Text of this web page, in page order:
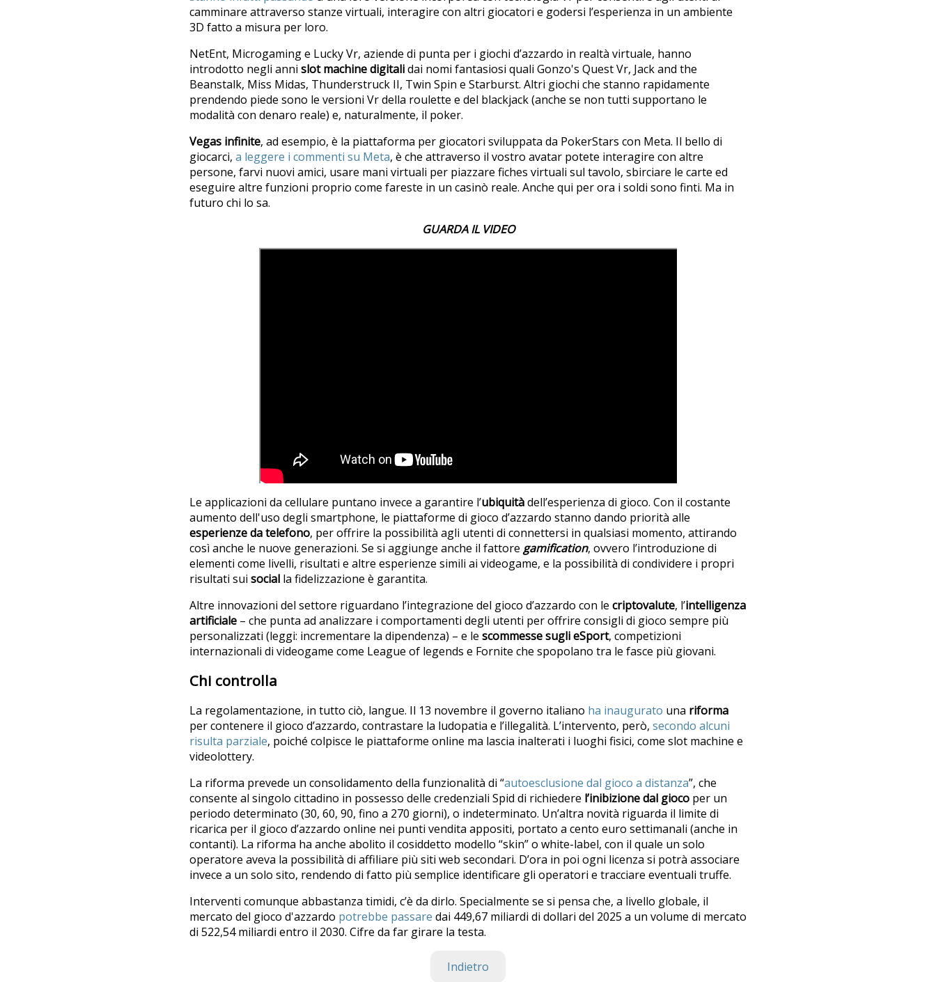
camminare attraverso stanze virtuali, interagire con altri giocatori e godersi l’esperienza in un ambiente
3D fatto a misura per loro.
NetEnt, Microgaming e Lucky Vr, aziende di punta per i giochi d’azzardo in realtà virtuale, hanno
introdotto negli anni slot machine digitalidai nomi fantasiosi quali Gonzo's Quest Vr, Jack and the
Beanstalk, Miss Midas, Thunderstruck II, Twin Spin e Starburst. Altri giochi che stanno rapidamente
prendendo piede sono le versioni Vr della roulette e del blackjack (anche se non tutti supportano le
modalità con denaro reale) e, naturalmente, il poker.
Vegas infinite, ad esempio, è la piattaforma per giocatori sviluppata da PokerStars con Meta. Il bello di
giocarci, a leggere i commenti su Meta, è che attraverso il vostro avatar potete interagire con altre
persone, farvi nuovi amici, usare mani virtuali per piazzare fiches virtuali sul tavolo, sbirciare le carte ed
eseguire altre funzioni proprio come fareste in un casinò reale. Anche qui per ora i soldi sono finti. Ma in
futuro chi lo sa.
GUARDA IL VIDEO
Le applicazioni da cellulare puntano invece a garantire l’ubiquitàdell’esperienza di gioco. Con il costante
aumento dell'uso degli smartphone, le piattaforme di gioco d’azzardo stanno dando priorità alle
esperienze da telefono, per offrire la possibilità agli utenti di connettersi in qualsiasi momento, attirando
così anche le nuove generazioni. Se si aggiunge anche il fattore gamification, ovvero l’introduzione di
elementi come livelli, risultati e altre esperienze simili ai videogame, e la possibilità di condividere i propri
risultati sui social la fidelizzazione è garantita.
Altre innovazioni del settore riguardano l’integrazione del gioco d’azzardo con le criptovalute, l’intelligenza
artificiale – che punta ad analizzare i comportamenti degli utenti per offrire consigli di gioco sempre più
personalizzati (leggi: incrementare la dipendenza) – e le scommesse sugli eSport, competizioni
internazionali di videogame come League of legends e Fornite che spopolano tra le fasce più giovani.
Chi controlla
La regolamentazione, in tutto ciò, langue. Il 13 novembre il governo italiano ha inaugurato una riforma
per contenere il gioco d’azzardo, contrastare la ludopatia e l’illegalità. L’intervento, però, secondo alcuni
risulta parziale, poiché colpisce le piattaforme online ma lascia inalterati i luoghi fisici, come slot machine e
videolottery.
La riforma prevede un consolidamento della funzionalità di “autoesclusione dal gioco a distanza”, che
consente al singolo cittadino in possesso delle credenziali Spid di richiedere l’inibizione dal gioco per un
periodo determinato (30, 60, 90, fino a 270 giorni), o indeterminato. Un’altra novità riguarda il limite di
ricarica per il gioco d’azzardo online nei punti vendita appositi, portato a cento euro settimanali (anche in
contanti). La riforma ha anche abolito il cosiddetto modello “skin” o white-label, con il quale un solo
operatore aveva la possibilità di affiliare più siti web secondari. D’ora in poi ogni licenza si potrà associare
invece a un solo sito, rendendo di fatto più semplice identificare gli operatori e tracciare eventuali truffe.
Interventi comunque abbastanza timidi, c’è da dirlo. Specialmente se si pensa che, a livello globale, il
mercato del gioco d'azzardo potrebbe passare dai 449,67 miliardi di dollari del 2025 a un volume di mercato
di 522,54 miliardi entro il 2030. Cifre da far girare la testa.
Indietro